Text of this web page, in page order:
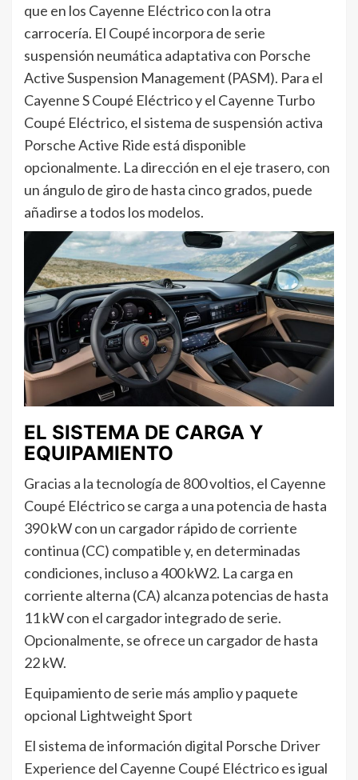
que en los Cayenne Eléctrico con la otra
carrocería. El Coupé incorpora de serie
suspensión neumática adaptativa con Porsche
Active Suspension Management (PASM). Para el
Cayenne S Coupé Eléctrico y el Cayenne Turbo
Coupé Eléctrico, el sistema de suspensión activa
Porsche Active Ride está disponible
opcionalmente. La dirección en el eje trasero, con
un ángulo de giro de hasta cinco grados, puede
añadirse a todos los modelos.
EL SISTEMA DE CARGA Y
EQUIPAMIENTO
Gracias a la tecnología de 800 voltios, el Cayenne
Coupé Eléctrico se carga a una potencia de hasta
390 kW con un cargador rápido de corriente
continua (CC) compatible y, en determinadas
condiciones, incluso a 400 kW2. La carga en
corriente alterna (CA) alcanza potencias de hasta
11 kW con el cargador integrado de serie.
Opcionalmente, se ofrece un cargador de hasta
22 kW.
Equipamiento de serie más amplio y paquete
opcional Lightweight Sport
El sistema de información digital Porsche Driver
Experience del Cayenne Coupé Eléctrico es igual